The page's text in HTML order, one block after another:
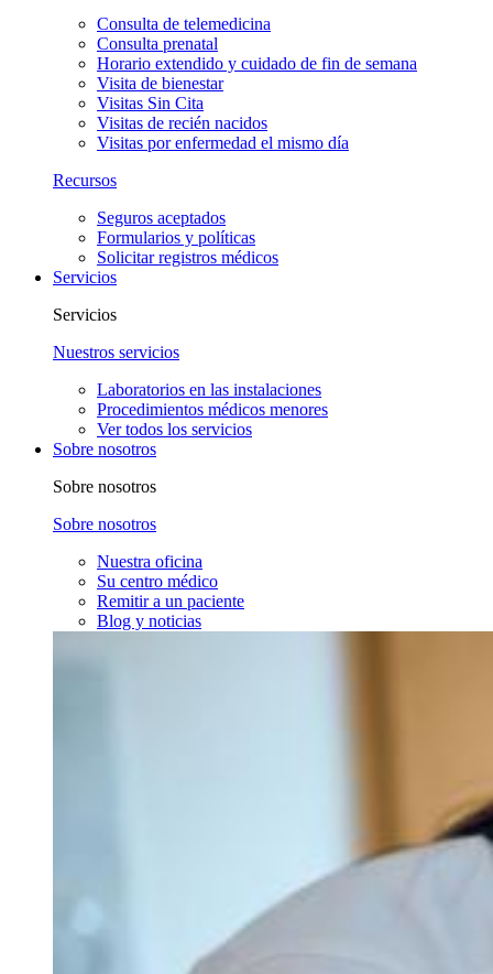
Consulta de telemedicina
Consulta prenatal
Horario extendido y cuidado de fin de semana
Visita de bienestar
Visitas Sin Cita
Visitas de recién nacidos
Visitas por enfermedad el mismo día
Recursos
Seguros aceptados
Formularios y políticas
Solicitar registros médicos
Servicios
Servicios
Nuestros servicios
Laboratorios en las instalaciones
Procedimientos médicos menores
Ver todos los servicios
Sobre nosotros
Sobre nosotros
Sobre nosotros
Nuestra oficina
Su centro médico
Remitir a un paciente
Blog y noticias